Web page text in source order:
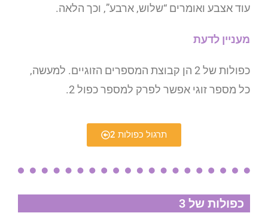
עוד אצבע ואומרים “שלוש, ארבע”, וכך הלאה.
מעניין לדעת
כפולות של 2 הן קבוצת המספרים הזוגיים. למעשה,
כל מספר זוגי אפשר לפרק למספר כפול 2.
תרגול כפולות 2
כפולות של 3